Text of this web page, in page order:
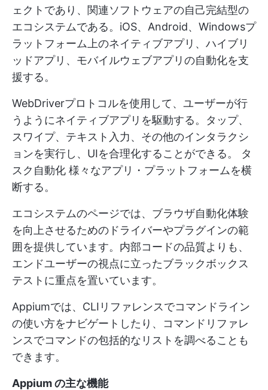
ェクトであり、関連ソフトウェアの自己完結型の
エコシステムである。iOS、Android、Windowsプ
ラットフォーム上のネイティブアプリ、ハイブリ
ッドアプリ、モバイルウェブアプリの自動化を支
援する。
WebDriverプロトコルを使用して、ユーザーが行
うようにネイティブアプリを駆動する。タップ、
スワイプ、テキスト入力、その他のインタラクシ
ョンを実行し、UIを合理化することができる。 タ
スク自動化 様々なアプリ・プラットフォームを横
断する。
エコシステムのページでは、ブラウザ自動化体験
を向上させるためのドライバーやプラグインの範
囲を提供しています。内部コードの品質よりも、
エンドユーザーの視点に立ったブラックボックス
テストに重点を置いています。
Appiumでは、CLIリファレンスでコマンドライン
の使い方をナビゲートしたり、コマンドリファレ
ンスでコマンドの包括的なリストを調べることも
できます。
Appium の主な機能